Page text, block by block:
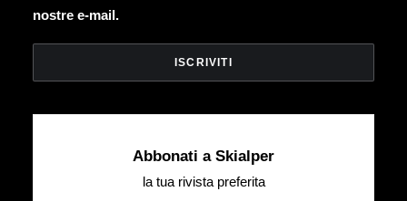
nostre e-mail.
Abbonati a Skialper
la tua rivista preferita